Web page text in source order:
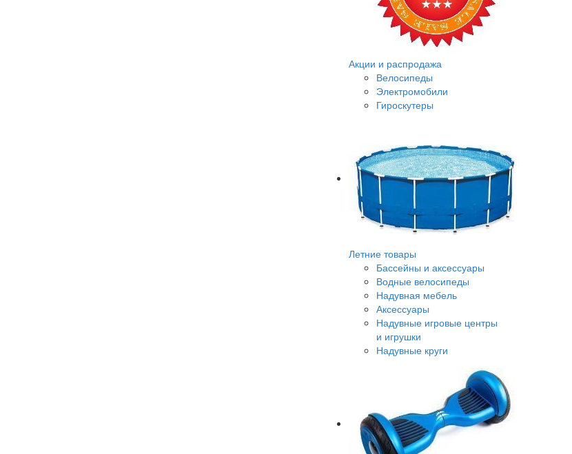
Акции и распродажа
Велосипеды
Электромобили
Гироскутеры
Летние товары
Бассейны и аксессуары
Водные велосипеды
Надувная мебель
Аксессуары
Надувные игровые центры
и игрушки
Надувные круги